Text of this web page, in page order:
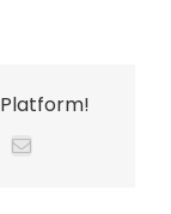
Platform!
Email